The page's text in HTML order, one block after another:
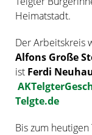
Heimatstadt.
Der Arbeitskreis
Alfons Große
ist Ferdi
Telgte.de
Bis zum